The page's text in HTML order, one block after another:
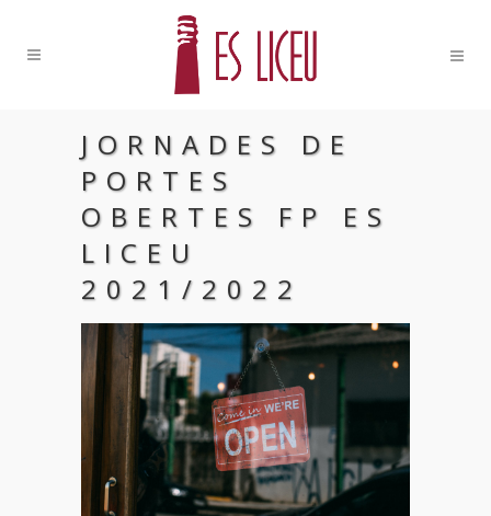
JORNADES DE
PORTES
OBERTES FP ES
LICEU
2021/2022